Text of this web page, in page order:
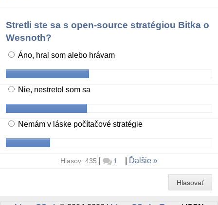
Stretli ste sa s open-source stratégiou Bitka o
Wesnoth?
Áno, hral som alebo hrávam
Nie, nestretol som sa
Nemám v láske počítačové stratégie
Hlasov: 435 1 Ďalšie
Hlasovať